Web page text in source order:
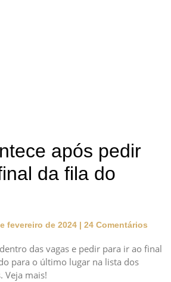
após pedir
da fila do
fevereiro de 2024 24 Comentários
das vagas e pedir para ir ao final
para o último lugar na lista dos
Veja mais!